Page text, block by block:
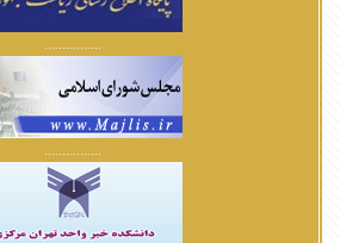
................
................